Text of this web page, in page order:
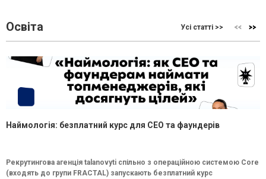
Освіта Усі статті >>
Наймологія: безплатний курс для CEO та фаундерів
Рекрутингова агенція talanovyti спільно з операційною системою Core
(входять до групи FRACTAL) запускають безплатний курс